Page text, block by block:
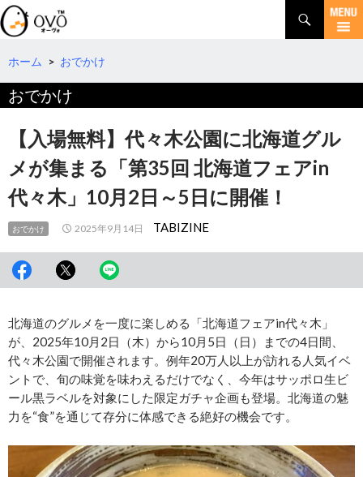
検
索
コ
テ
ツ
へ
ホーム > おでかけ
おでかけ
【入場無料】代々木公園に北海道グル
メが集まる「第35回 北海道フェアin
代々木」10月2日～5日に開催！
おでかけ 2025年9月14日 TABIZINE
北海道のグルメを一度に楽しめる「北海道フェアin代々木」
が、2025年10月2日（木）から10月5日（日）までの4日間、
代々木公園で開催されます。例年20万人以上が訪れる人気イベ
ントで、旬の味覚を味わえるだけでなく、今年はサッポロ生ビ
ール黒ラベルを対象にした限定ガチャ企画も登場。北海道の魅
力を“食”を通じて存分に体感できる絶好の機会です。